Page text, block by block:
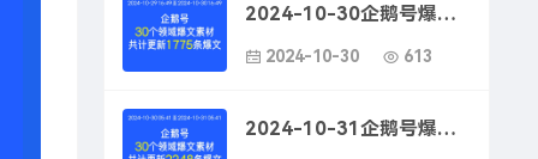
2024-10-30企鹅号爆款文案素材-企鹅号看点爆款技巧
2024-10-30 613
2024-10-31企鹅号爆款文案素材-企鹅号看点快报如何写爆款文案